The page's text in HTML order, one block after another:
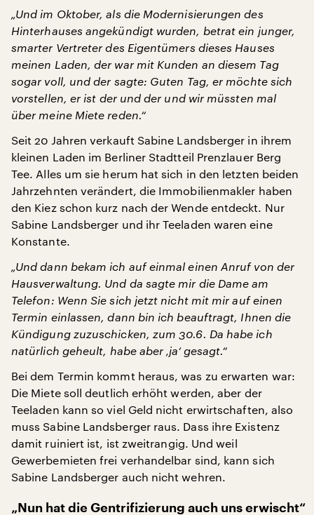
„Und im Oktober, als die Modernisierungen des
Hinterhauses angekündigt wurden, betrat ein junger,
smarter Vertreter des Eigentümers dieses Hauses
meinen Laden, der war mit Kunden an diesem Tag
sogar voll, und der sagte: Guten Tag, er möchte sich
vorstellen, er ist der und der und wir müssten mal
über meine Miete reden.“
Seit 20 Jahren verkauft Sabine Landsberger in ihrem
kleinen Laden im Berliner Stadtteil Prenzlauer Berg
Tee. Alles um sie herum hat sich in den letzten beiden
Jahrzehnten verändert, die Immobilienmakler haben
den Kiez schon kurz nach der Wende entdeckt. Nur
Sabine Landsberger und ihr Teeladen waren eine
Konstante.
„Und dann bekam ich auf einmal einen Anruf von der
Hausverwaltung. Und da sagte mir die Dame am
Telefon: Wenn Sie sich jetzt nicht mit mir auf einen
Termin einlassen, dann bin ich beauftragt, Ihnen die
Kündigung zuzuschicken, zum 30.6. Da habe ich
natürlich geheult, habe aber ‚ja‘ gesagt.“
Bei dem Termin kommt heraus, was zu erwarten war:
Die Miete soll deutlich erhöht werden, aber der
Teeladen kann so viel Geld nicht erwirtschaften, also
muss Sabine Landsberger raus. Dass ihre Existenz
damit ruiniert ist, ist zweitrangig. Und weil
Gewerbemieten frei verhandelbar sind, kann sich
Sabine Landsberger auch nicht wehren.
„Nun hat die Gentrifizierung auch uns erwischt“